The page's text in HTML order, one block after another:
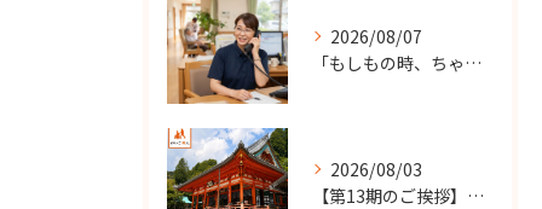
2026/08/07
「もしもの時、ちゃんと知らせてもらえる？」
2026/08/03
【第13期のご挨拶】感謝を力に、さらなる挑戦の一年へ